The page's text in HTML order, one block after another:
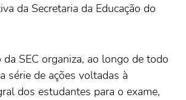
da Secretaria da Educação do
SEC organiza, ao longo de todo
série de ações voltadas à
dos estudantes para o exame,